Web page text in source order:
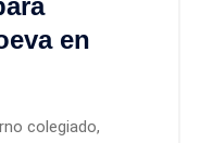
en
colegiado,